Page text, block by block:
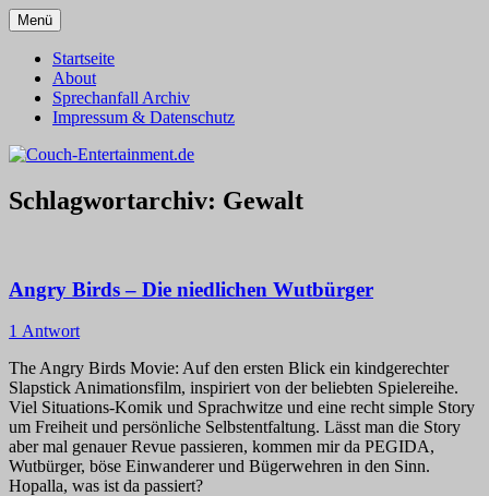
Zum
Inhalt
springen
Couch-Entertainment.de
Menü
Startseite
About
Sprechanfall Archiv
Impressum & Datenschutz
Schlagwortarchiv: Gewalt
Angry Birds – Die niedlichen Wutbürger
1 Antwort
The Angry Birds Movie: Auf den ersten Blick ein kindgerechter
Slapstick Animationsfilm, inspiriert von der beliebten Spielereihe.
Viel Situations-Komik und Sprachwitze und eine recht simple Story
um Freiheit und persönliche Selbstentfaltung. Lässt man die Story
aber mal genauer Revue passieren, kommen mir da PEGIDA,
Wutbürger, böse Einwanderer und Bügerwehren in den Sinn.
Hopalla, was ist da passiert?